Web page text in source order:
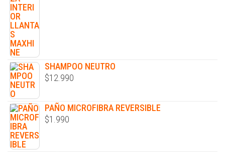
SHAMPOO NEUTRO
$12.990
PAÑO MICROFIBRA REVERSIBLE
$1.990